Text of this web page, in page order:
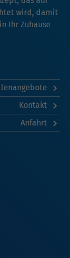
wird, damit
Ihr Zuhause
Kontakt
Anfahrt